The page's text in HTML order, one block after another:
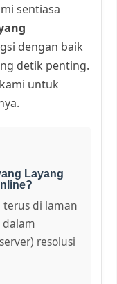
sentiasa
dengan baik
detik penting.
untuk
Layang
di laman
resolusi